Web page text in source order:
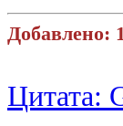
Добавлено:
Цитата: